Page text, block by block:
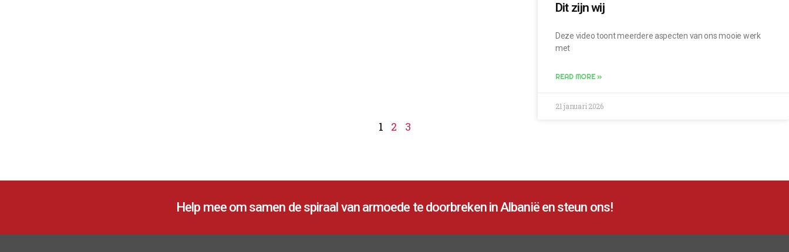
Dit zijn wij
Deze video toont meerdere aspecten van ons mooie werk
met
READ MORE »
21 januari 2026
1 2 3
Help mee om samen de spiraal van armoede te doorbreken in Albanië en steun ons!